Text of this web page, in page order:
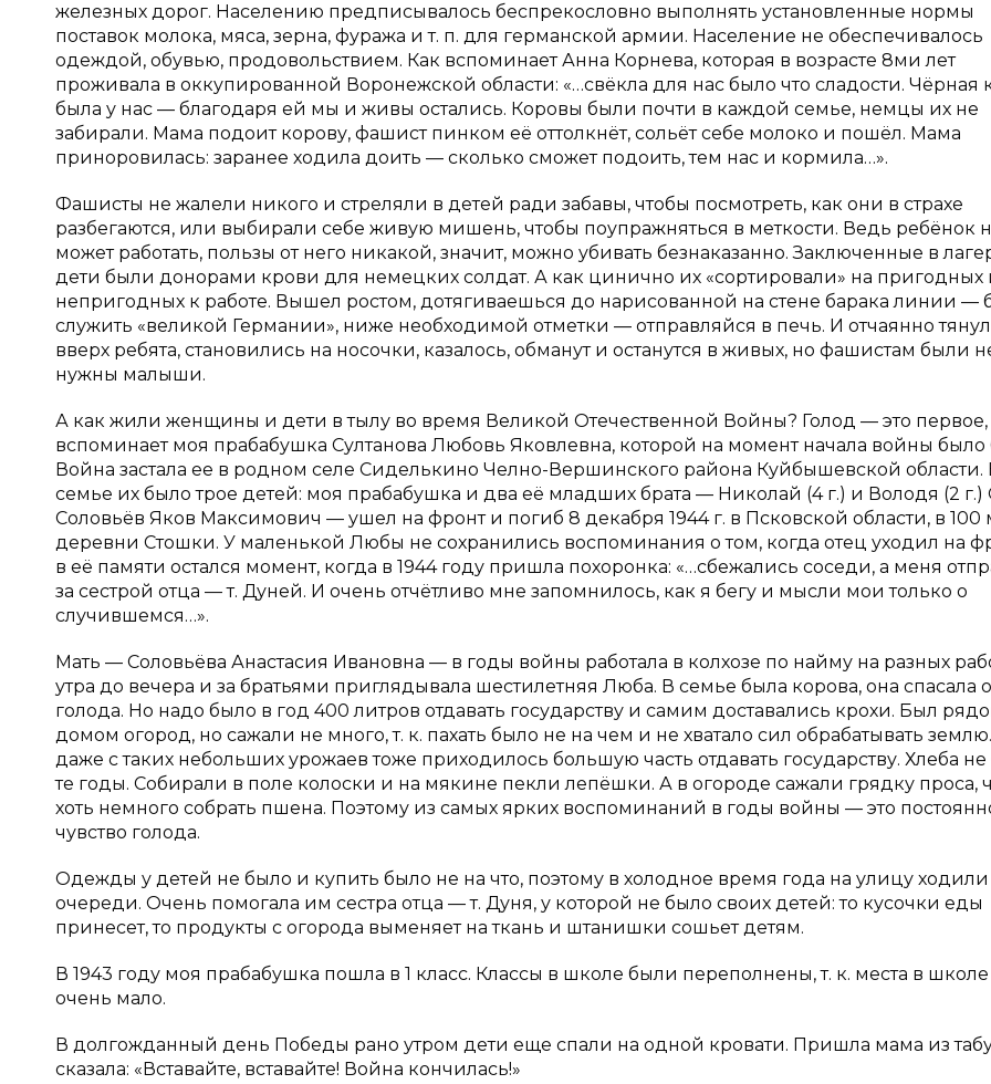
железных дорог. Населению предписывалось беспрекословно выполнять установленные нормы
поставок молока, мяса, зерна, фуража и т. п. для германской армии. Население не обеспечивалось
одеждой, обувью, продовольствием. Как вспоминает Анна Корнева, которая в возрасте 8ми лет
проживала в оккупированной Воронежской области: «…свёкла для нас было что сладости. Чёрная
была у нас — благодаря ей мы и живы остались. Коровы были почти в каждой семье, немцы их не
забирали. Мама подоит корову, фашист пинком её оттолкнёт, сольёт себе молоко и пошёл. Мама
приноровилась: заранее ходила доить — сколько сможет подоить, тем нас и кормила…».
Фашисты не жалели никого и стреляли в детей ради забавы, чтобы посмотреть, как они в страхе
разбегаются, или выбирали себе живую мишень, чтобы поупражняться в меткости. Ведь ребёнок
может работать, пользы от него никакой, значит, можно убивать безнаказанно. Заключенные в
дети были донорами крови для немецких солдат. А как цинично их «сортировали» на пригодных
непригодных к работе. Вышел ростом, дотягиваешься до нарисованной на стене барака линии —
служить «великой Германии», ниже необходимой отметки — отправляйся в печь. И отчаянно
вверх ребята, становились на носочки, казалось, обманут и останутся в живых, но фашистам были
нужны малыши.
А как жили женщины и дети в тылу во время Великой Отечественной Войны? Голод — это первое,
вспоминает моя прабабушка Султанова Любовь Яковлевна, которой на момент начала войны было
Война застала ее в родном селе Сиделькино Челно-Вершинского района Куйбышевской области.
семье их было трое детей: моя прабабушка и два её младших брата — Николай (4 г.) и Володя (2
Соловьёв Яков Максимович — ушел на фронт и погиб 8 декабря 1944 г. в Псковской области, в 100
деревни Стошки. У маленькой Любы не сохранились воспоминания о том, когда отец уходил на
в её памяти остался момент, когда в 1944 году пришла похоронка: «…сбежались соседи, а меня
за сестрой отца — т. Дуней. И очень отчётливо мне запомнилось, как я бегу и мысли мои только о
случившемся…».
Мать — Соловьёва Анастасия Ивановна — в годы войны работала в колхозе по найму на разных
утра до вечера и за братьями приглядывала шестилетняя Люба. В семье была корова, она спасала
голода. Но надо было в год 400 литров отдавать государству и самим доставались крохи. Был
домом огород, но сажали не много, т. к. пахать было не на чем и не хватало сил обрабатывать
даже с таких небольших урожаев тоже приходилось большую часть отдавать государству. Хлеба
те годы. Собирали в поле колоски и на мякине пекли лепёшки. А в огороде сажали грядку проса,
хоть немного собрать пшена. Поэтому из самых ярких воспоминаний в годы войны — это
чувство голода.
Одежды у детей не было и купить было не на что, поэтому в холодное время года на улицу
очереди. Очень помогала им сестра отца — т. Дуня, у которой не было своих детей: то кусочки еды
принесет, то продукты с огорода выменяет на ткань и штанишки сошьет детям.
В 1943 году моя прабабушка пошла в 1 класс. Классы в школе были переполнены, т. к. места в
очень мало.
В долгожданный день Победы рано утром дети еще спали на одной кровати. Пришла мама из
сказала: «Вставайте, вставайте! Война кончилась!»